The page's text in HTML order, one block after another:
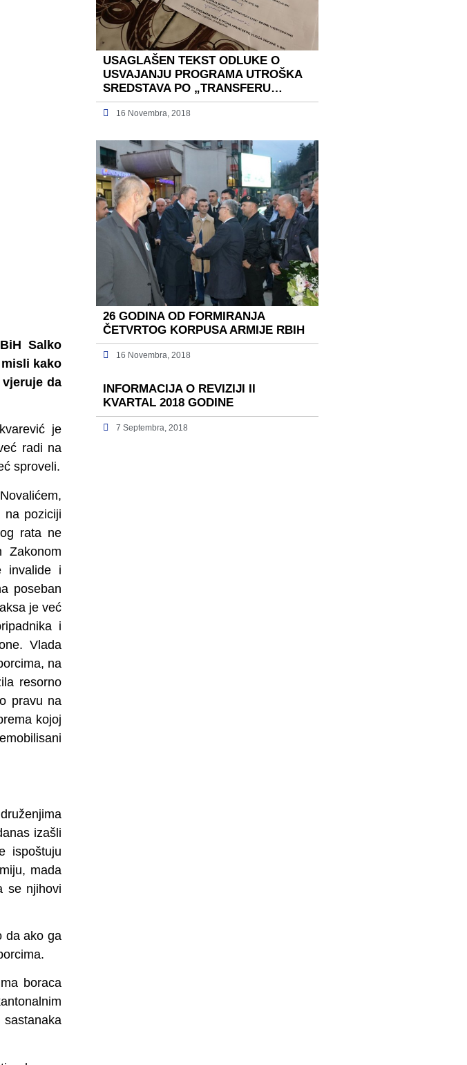
Salko
kako
da
je
radi na
sproveli.
na poziciji
rata ne
invalide i
poseban
je već
i
Vlada
na
resorno
pravu na
kojoj
izašli
ispoštuju
mada
se njihovi
da ako ga
boraca
sastanaka
USAGLAŠEN TEKST ODLUKE O
USVAJANJU PROGRAMA UTROŠKA
SREDSTAVA PO „TRANSFERU…
16 Novembra, 2018
26 GODINA OD FORMIRANJA
ČETVRTOG KORPUSA ARMIJE RBIH
16 Novembra, 2018
INFORMACIJA O REVIZIJI II
KVARTAL 2018 GODINE
7 Septembra, 2018